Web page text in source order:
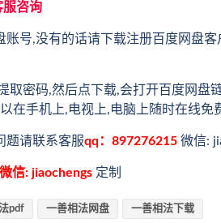
服咨询
号,没有的话请下载注册百度网盘
取密码,然后点下载,会打开百度网盘
在手机上,电视上,电脑上随时在线免
题请联系客服qq：897276215 微信:
微信: jiaochengs 定制
pdf 一善相法网盘 一善相法下载